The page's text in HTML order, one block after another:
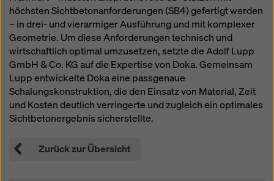
höchsten Sichtbetonanforderungen (SB4) gefertigt werden
– in drei- und vierarmiger Ausführung und mit komplexer
Geometrie. Um diese Anforderungen technisch und
wirtschaftlich optimal umzusetzen, setzte die Adolf Lupp
GmbH & Co. KG auf die Expertise von Doka. Gemeinsam
Lupp entwickelte Doka eine passgenaue
Schalungskonstruktion, die den Einsatz von Material, Zeit
und Kosten deutlich verringerte und zugleich ein optimales
Sichtbetonergebnis sicherstellte.
Zurück zur Übersicht
Überwachungszwecken unterliegen und dagegen
keine wirksamen Rechtsbehelfe zur Verfügung
stehen. Sie können alle einwilligungspflichtigen
Cookies ablehnen, indem Sie auf "Ablehnen" klicken
oder IhreCookie Einstellungenanpassen, indem Sie
auf Cookie Einstellungen am Ende dieser Website
klicken und die entsprechenden Checkboxen
verwenden. Sie können Ihre Einwilligung jederzeit
grundlos mit Wirkung für die Zukunft widerrufen,
indem Sie zB aufCookie Einstellungen